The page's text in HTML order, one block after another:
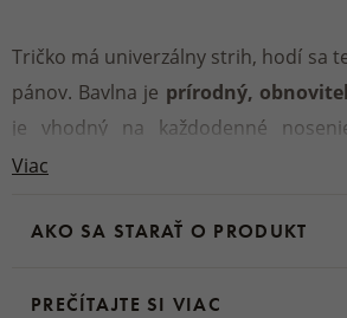
Tričko má univerzálny strih, hodí sa
pánov. Bavlna je prírodný,
je vhodný na každodenné
môžete
Viac
AKO SA STARAŤ O PRODUKT
PREČÍTAJTE SI VIAC